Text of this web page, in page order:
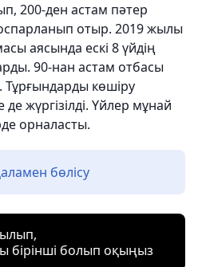
200-ден астам пәтер
отыр. 2019 жылы
аясында ескі 8 үйдің
90-нан астам отбасы
Тұрғындарды көшіру
жүргізілді. Үйлер мұнай
орналасты.
бөлісу
бірінші болып оқыңыз